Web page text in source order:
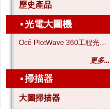
歷史產品
▪光電大圖機
Océ PlotWave 360工程光電大圖機
更多...
▪掃描器
大圖掃描器